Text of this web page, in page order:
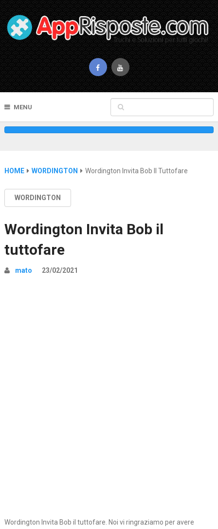
MENU
HOME WORDINGTON Wordington Invita Bob Il Tuttofare
WORDINGTON
Wordington Invita Bob il
tuttofare
mato 23/02/2021
Wordington Invita Bob il tuttofare. Noi vi ringraziamo per avere